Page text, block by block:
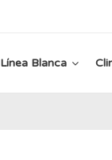
Línea Blanca